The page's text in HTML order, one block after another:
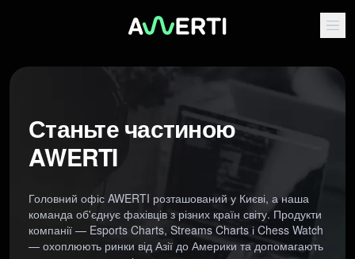
Станьте частиною
AWERTI
Головний офіс AWERTI розташований у Києві, а наша
команда об'єднує фахівців з різних країн світу. Продукти
компанії — Esports Charts, Streams Charts і Chess Watch
— охоплюють ринки від Азії до Америки та допомагають